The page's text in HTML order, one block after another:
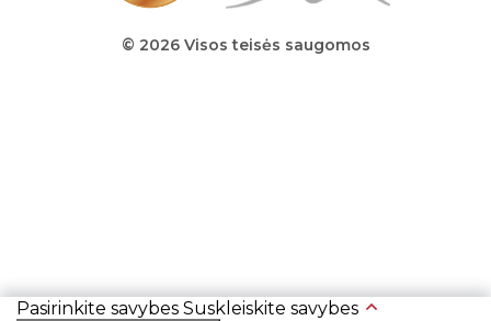
© 2026 Visos teisės saugomos
Pasirinkite savybes Suskleiskite savybes